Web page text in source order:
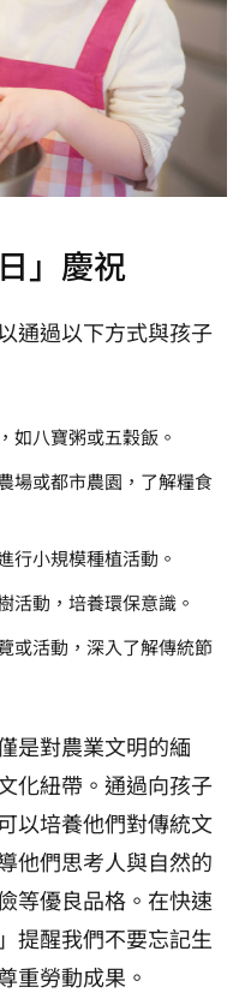
」慶祝
通過以下方式與孩子
如八寶粥或五穀飯。
場或都市農園，了解糧食
行小規模種植活動。
活動，培養環保意識。
或活動，深入了解傳統節
是對農業文明的緬
化紐帶。通過向孩子
以培養他們對傳統文
他們思考人與自然的
等優良品格。在快速
提醒我們不要忘記生
重勞動成果。